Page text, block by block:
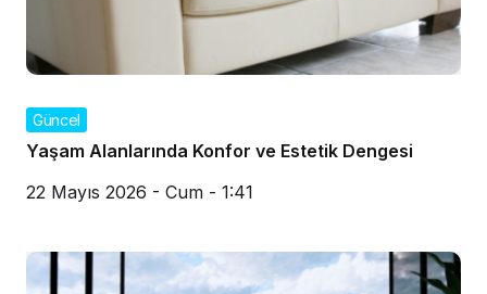
Güncel
Yaşam Alanlarında Konfor ve Estetik Dengesi
22 Mayıs 2026 - Cum - 1:41